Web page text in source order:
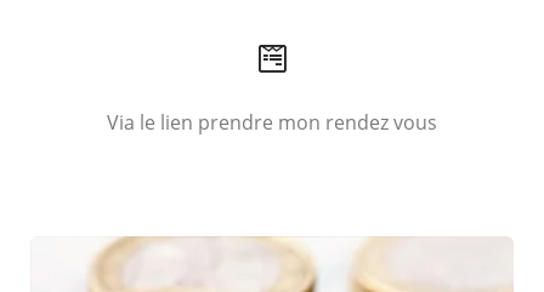
Via le lien prendre mon rendez vous